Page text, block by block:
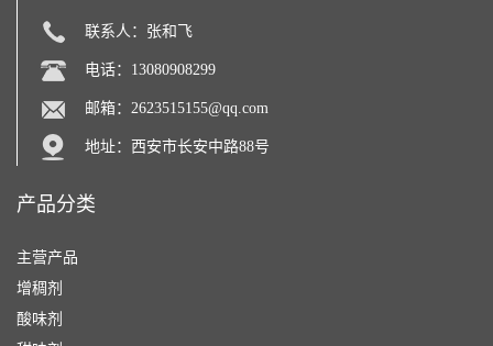
联系人：张和飞
电话：13080908299
邮箱： 2623515155@qq.com
地址：西安市长安中路88号
产品分类
主营产品
增稠剂
酸味剂